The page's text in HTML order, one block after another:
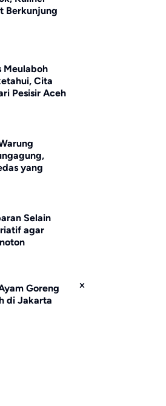
Berkunjung
Meulaboh
Cita
Pesisir Aceh
yang
Selain
agar
Goreng
di Jakarta